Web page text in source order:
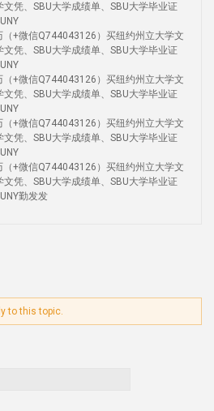
凭、SBU大学成绩单、SBU大学毕业证
（+微信Q744043126）买纽约州立大学文
凭、SBU大学成绩单、SBU大学毕业证
（+微信Q744043126）买纽约州立大学文
凭、SBU大学成绩单、SBU大学毕业证
（+微信Q744043126）买纽约州立大学文
凭、SBU大学成绩单、SBU大学毕业证
（+微信Q744043126）买纽约州立大学文
凭、SBU大学成绩单、SBU大学毕业证
勤发发
to this topic.